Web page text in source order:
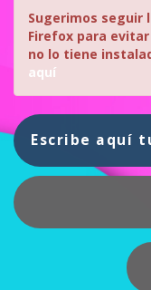
Sugerimos seguir
Firefox para
no lo tiene
aquí